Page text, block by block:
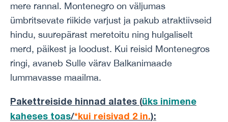
mere rannal. Montenegro on väljumas
ümbritsevate riikide varjust ja pakub atraktiivseid
hindu, suurepärast meretoitu ning hulgaliselt
merd, päikest ja loodust. Kui reisid Montenegros
ringi, avaneb Sulle värav Balkanimaade
lummavasse maailma.
Pakettreiside hinnad alates (üks inimene
kaheses toas/*kui reisivad 2 in.):